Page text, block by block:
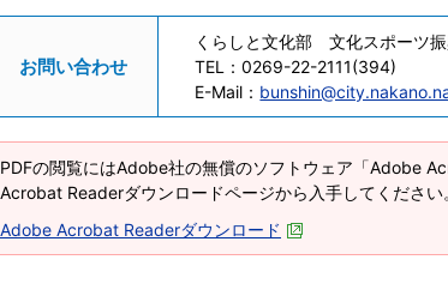
お問い合わせ
くらしと文化部 文化スポーツ
TEL：0269-22-2111(394)
E-Mail：
PDFの閲覧にはAdobe社の無償のソフトウェア「Adobe
Acrobat Readerダウンロードページから入手してください
Adobe Acrobat Readerダウンロード